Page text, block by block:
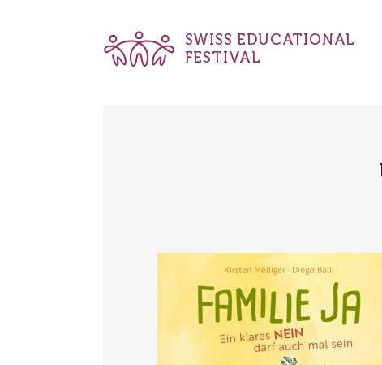
SWISS EDUCATIONAL
FESTIVAL